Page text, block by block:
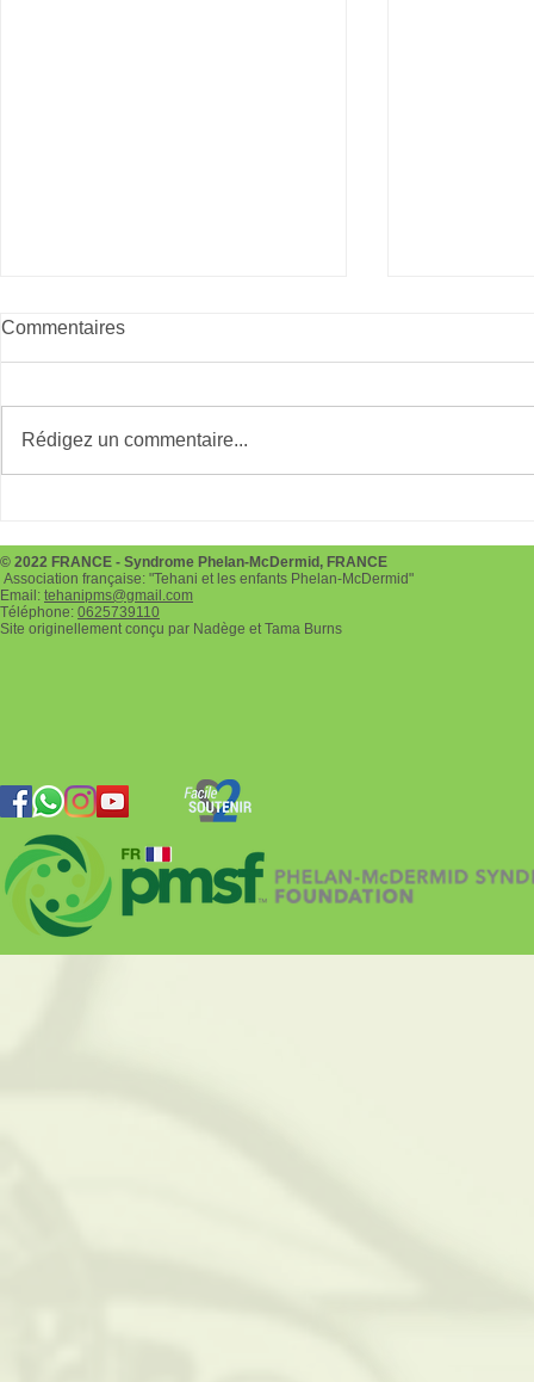
Commentaires
Rédigez un commentaire...
© 2022 FRANCE - Syndrome Phelan-McDermid, FRANCE
Association française: "Tehani et les enfants Phelan-McDermid"
Email: tehanipms@gmail.com
Téléphone: 0625739110
Site originellement conçu par Nadège et Tama Burns